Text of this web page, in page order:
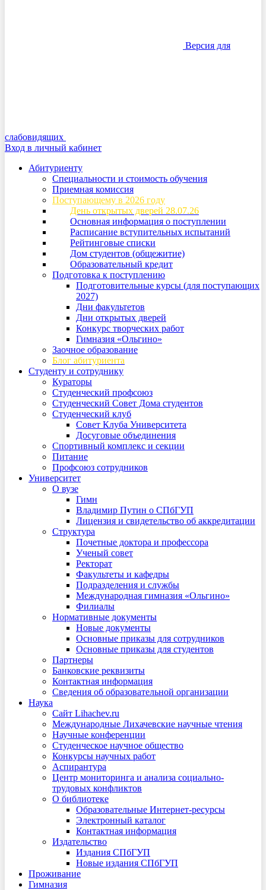
Версия для
слабовидящих
Вход в личный кабинет
Абитуриенту
Специальности и стоимость обучения
Приемная комиссия
Поступающему в 2026 году
День открытых дверей 28.07.26
Основная информация о поступлении
Расписание вступительных испытаний
Рейтинговые списки
Дом студентов (общежитие)
Образовательный кредит
Подготовка к поступлению
Подготовительные курсы (для поступающих
2027)
Дни факультетов
Дни открытых дверей
Конкурс творческих работ
Гимназия «Ольгино»
Заочное образование
Блог абитуриента
Студенту и сотруднику
Кураторы
Студенческий профсоюз
Студенческий Совет Дома студентов
Студенческий клуб
Совет Клуба Университета
Досуговые объединения
Спортивный комплекс и секции
Питание
Профсоюз сотрудников
Университет
О вузе
Гимн
Владимир Путин о СПбГУП
Лицензия и свидетельство об аккредитации
Структура
Почетные доктора и профессора
Ученый совет
Ректорат
Факультеты и кафедры
Подразделения и службы
Международная гимназия «Ольгино»
Филиалы
Нормативные документы
Новые документы
Основные приказы для сотрудников
Основные приказы для студентов
Партнеры
Банковские реквизиты
Контактная информация
Сведения об образовательной организации
Наука
Сайт Lihachev.ru
Международные Лихачевские научные чтения
Научные конференции
Студенческое научное общество
Конкурсы научных работ
Аспирантура
Центр мониторинга и анализа социально-
трудовых конфликтов
О библиотеке
Образовательные Интернет-ресурсы
Электронный каталог
Контактная информация
Издательство
Издания СПбГУП
Новые издания СПбГУП
Проживание
Гимназия